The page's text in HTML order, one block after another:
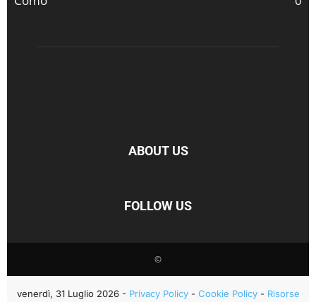
ABOUT US
FOLLOW US
©
venerdì, 31 Luglio 2026 - Privacy Policy- Cookie Policy- Risorse